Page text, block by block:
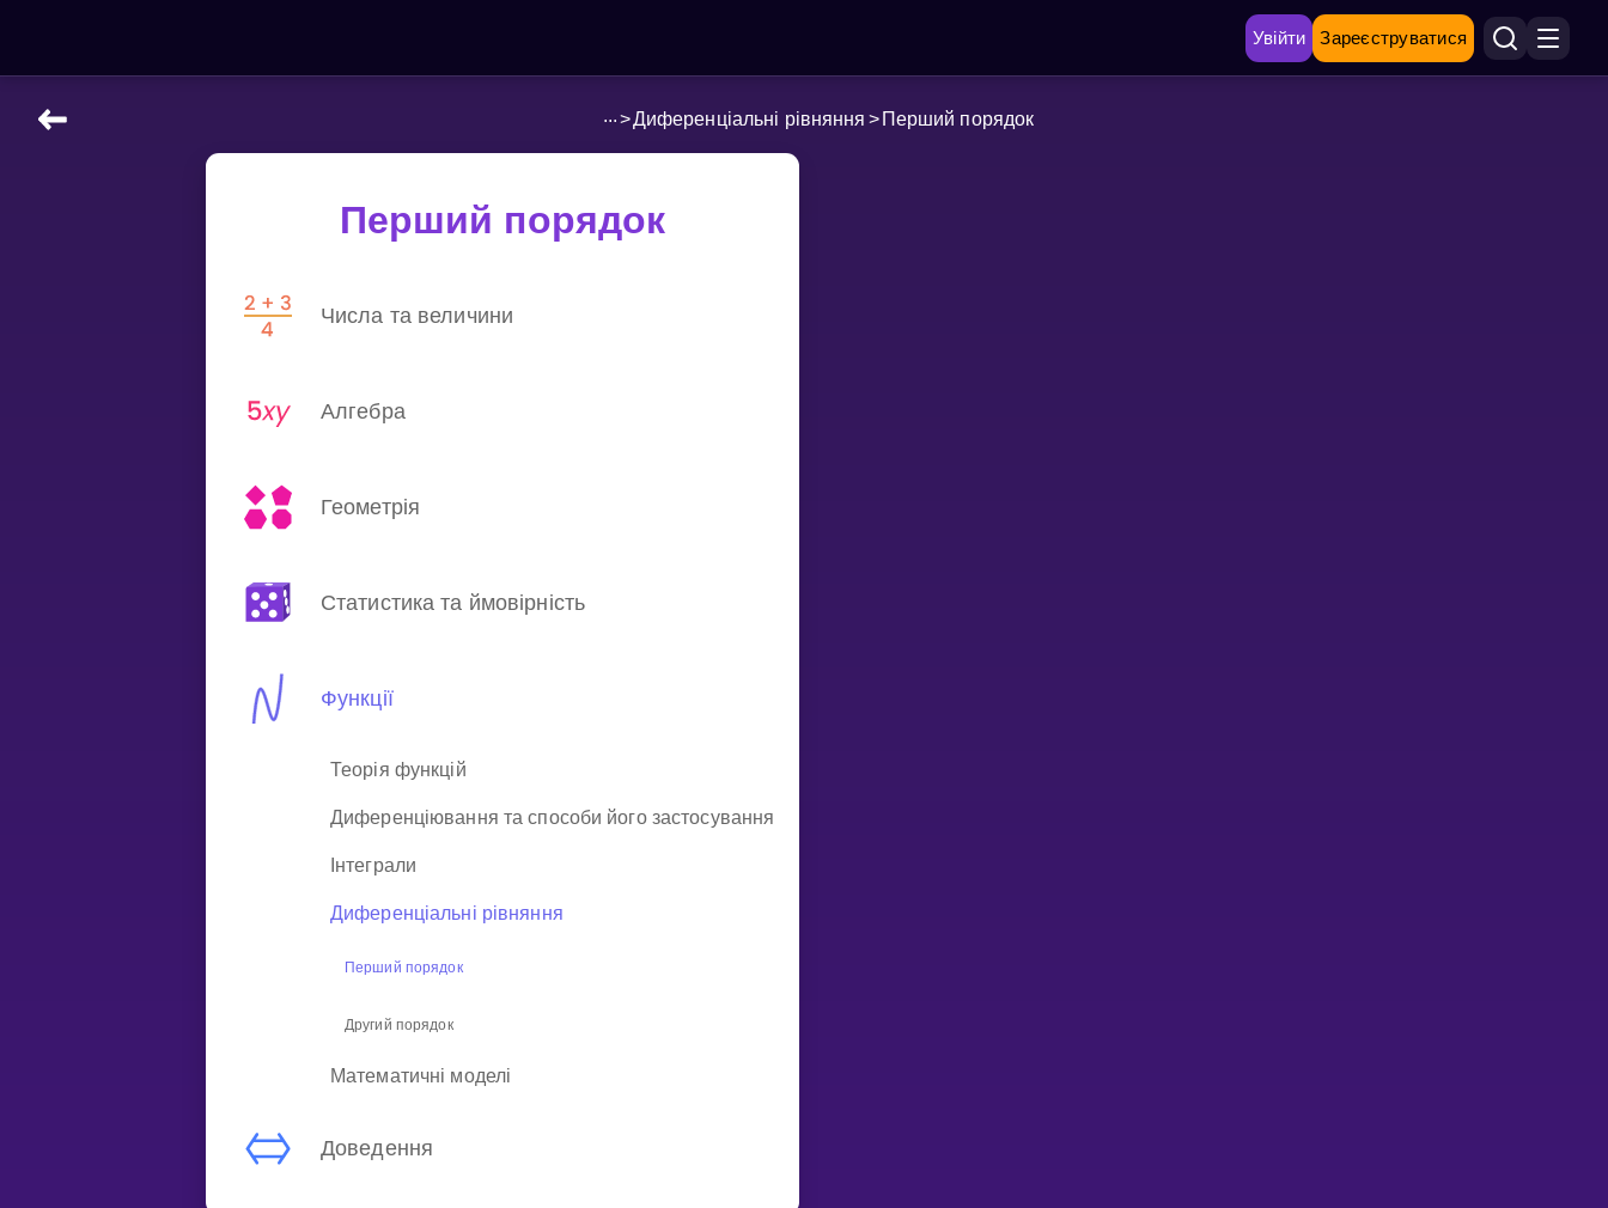
Увійти Зареєструватися
НАВЧАЛЬНІ МАТЕРІАЛИ
...>Диференціальні рівняння > Перший порядок
Перший порядок
Числа та величини
Алгебра
Геометрія
Статистика та ймовірність
Функції
Теорія функцій
Диференціювання та способи його застосування
Інтеграли
Диференціальні рівняння
Перший порядок
Другий порядок
Математичні моделі
Доведення